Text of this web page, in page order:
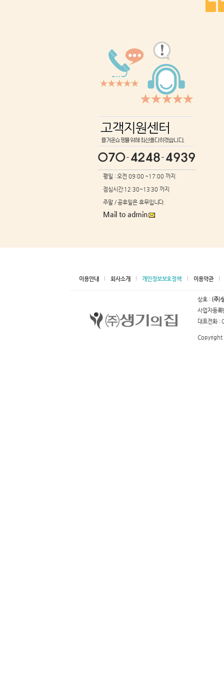
평일 : 오전 09:00 ~17:00 까지
점심시간:12:30~13:30 까지
주말 / 공휴일은 휴무입니다.
Mail to admin
이용안내 회사소개 개인정보보호정책 이용약관
상호 : (주)
사업자등
대표전화 :
Copyright